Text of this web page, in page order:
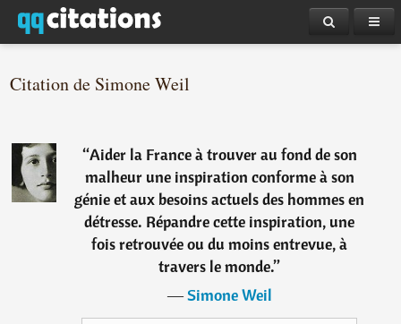
Citation de Simone Weil
“Aider la France à trouver au fond de son
malheur une inspiration conforme à son
génie et aux besoins actuels des hommes en
détresse. Répandre cette inspiration, une
fois retrouvée ou du moins entrevue, à
travers le monde.”
―Simone Weil